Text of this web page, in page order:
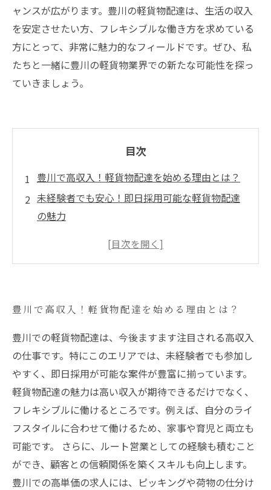
ャンスが広がります。豊川の軽貨物配達は、生活の収入
を安定させたい方、フレキシブルな働き方を求めている
方にとって、非常に魅力的なフィールドです。ぜひ、私
たちと一緒に豊川の軽貨物業界での新たな可能性を探っ
ていきましょう。
目次
豊川で高収入！軽貨物配達を始める理由とは？
未経験者でも安心！即日採用可能な軽貨物配達
の魅力
高単価求人が続々！豊川の軽貨物業界の現状
ステップ
競争に負けないための秘訣：豊川の軽貨物業界
で成功する方法
新たな可能性を探る！豊川での軽貨物配達の未
来像
豊川で高収入！軽貨物配達を始める理由とは？
豊川での軽貨物配達は、今後ますます注目される高収入
の仕事です。特にこのエリアでは、未経験者でも参加し
やすく、即日採用が可能な案件が豊富に揃っています。
軽貨物配達の魅力は高い収入が期待できるだけでなく、
フレキシブルに働けるところです。例えば、自分のライ
フスタイルに合わせて働けるため、家事や育児と両立も
可能です。 さらに、ルート営業としての経験も積むこと
ができ、顧客との信頼関係を築くスキルも向上します。
豊川での高単価の求人には、ピッキングや荷物の仕分け